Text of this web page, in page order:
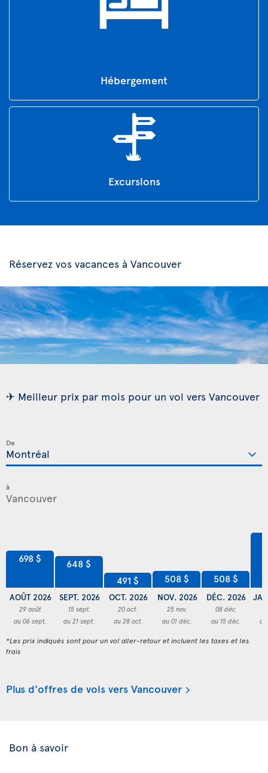
Hébergement
Excursions
Réservez vos vacances à Vancouver
✈ Meilleur prix par mois pour un vol vers Vancouver
De
à
698 $
AOÛT 2026
29 août
au 06 sept.
648 $
SEPT. 2026
15 sept.
au 21 sept.
491 $
OCT. 2026
20 oct.
au 28 oct.
508 $
NOV. 2026
25 nov.
au 01 déc.
508 $
DÉC. 2026
08 déc.
au 15 déc.
*Les prix indiqués sont pour un vol aller-retour et incluent les taxes et les
frais
Plus d'offres de vols vers Vancouver
Bon à savoir